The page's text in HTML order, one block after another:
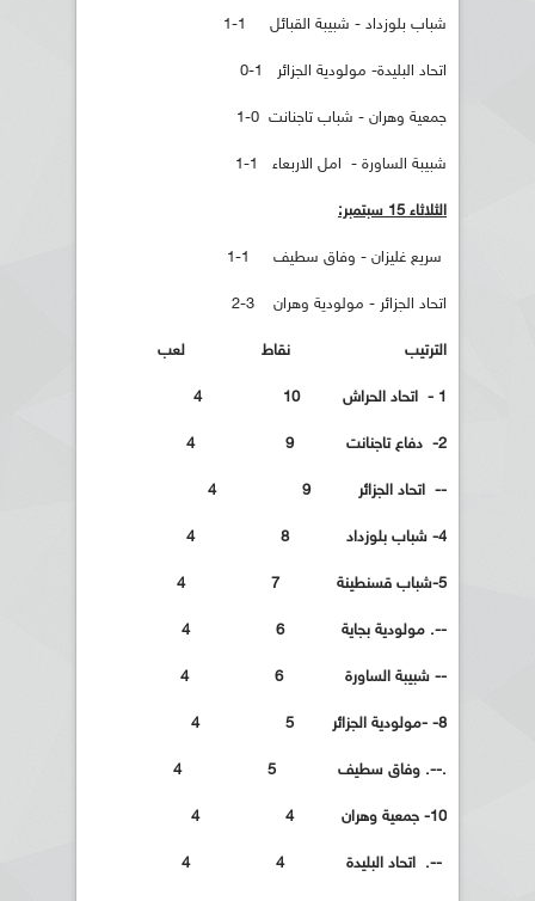
شباب بلوزداد - شبيبة القبائل 1-1
اتحاد البليدة- مولودية الجزائر 1-0
جمعية وهران - شباب تاجنانت 0-1
شبيبة الساورة - امل الاربعاء 1-1
الثلاثاء 15 سبتمبر:
سريع غليزان - وفاق سطيف 1-1
اتحاد الجزائر - مولودية وهران 3-2
الترتيب نقاط لعب
1 - اتحاد الحراش 10 4
2- دفاع تاجنانت 9 4
-- اتحاد الجزائر 9 4
4- شباب بلوزداد 8 4
5-شباب قسنطينة 7 4
--. مولودية بجاية 6 4
-- شبيبة الساورة 6 4
8- -مولودية الجزائر 5 4
.--. وفاق سطيف 5 4
10- جمعية وهران 4 4
--. اتحاد البليدة 4 4